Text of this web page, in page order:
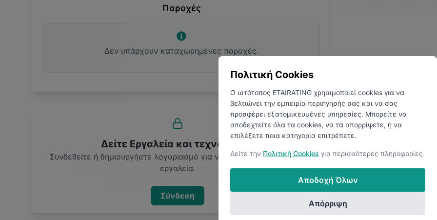
Παροχές
Δεν υπάρχουν καταχωρημένες παροχές.
Δείτε Εργαλεία και τεχνολογίες
Συνδεθείτε ή δημιουργήστε λογαριασμό για να αποκαλύψετε όλα τα
εργαλεία.
Σύνδεση
Συνδεθείτε ή
Πολιτική Cookies
Ο ιστότοπος ETAIRATING χρησιμοποιεί cookies για να
βελτιώνει την εμπειρία περιήγησής σας και να σας
προσφέρει εξατομικευμένες υπηρεσίες. Μπορείτε να
αποδεχτείτε όλα τα cookies, να τα απορρίψετε, ή να
επιλέξετε ποια κατηγορία επιτρέπετε.
Δείτε την Πολιτική Cookies για περισσότερες πληροφορίες.
Αποδοχή Όλων
Απόρριψη